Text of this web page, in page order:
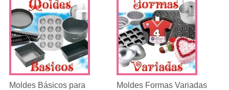
Moldes Básicos para
Moldes Formas Variadas